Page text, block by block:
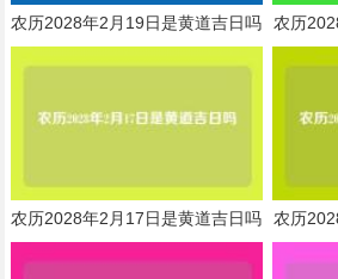
农历2028年2月19日是黄道吉日吗 农历
农历2028年2月17日是黄道吉日吗 农历